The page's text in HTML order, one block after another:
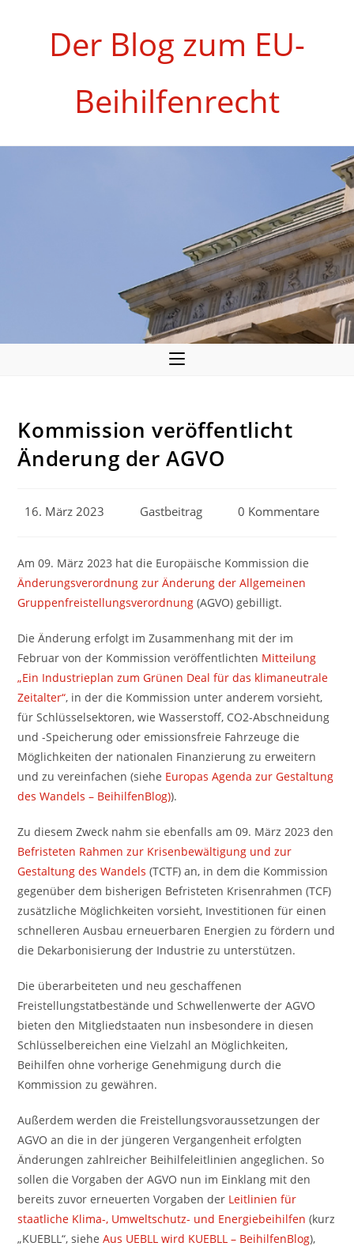
Der Blog zum EU-
Beihilfenrecht
Kommission veröffentlicht
Änderung der AGVO
Beitrag
16. März 2023
Beitrags-
Gastbeitrag
Beitrags-
0 Kommentare
Am 09. März 2023 hat die Europäische Kommission die
Änderungsverordnung zur Änderung der Allgemeinen
Gruppenfreistellungsverordnung (AGVO) gebilligt.
Die Änderung erfolgt im Zusammenhang mit der im
Februar von der Kommission veröffentlichten Mitteilung
„Ein Industrieplan zum Grünen Deal für das klimaneutrale
Zeitalter“, in der die Kommission unter anderem vorsieht,
für Schlüsselsektoren, wie Wasserstoff, CO2-Abschneidung
und -Speicherung oder emissionsfreie Fahrzeuge die
Möglichkeiten der nationalen Finanzierung zu erweitern
und zu vereinfachen (siehe Europas Agenda zur Gestaltung
des Wandels – BeihilfenBlog)).
Zu diesem Zweck nahm sie ebenfalls am 09. März 2023 den
Befristeten Rahmen zur Krisenbewältigung und zur
Gestaltung des Wandels (TCTF) an, in dem die Kommission
gegenüber dem bisherigen Befristeten Krisenrahmen (TCF)
zusätzliche Möglichkeiten vorsieht, Investitionen für einen
schnelleren Ausbau erneuerbaren Energien zu fördern und
die Dekarbonisierung der Industrie zu unterstützen.
Die überarbeiteten und neu geschaffenen
Freistellungstatbestände und Schwellenwerte der AGVO
bieten den Mitgliedstaaten nun insbesondere in diesen
Schlüsselbereichen eine Vielzahl an Möglichkeiten,
Beihilfen ohne vorherige Genehmigung durch die
Kommission zu gewähren.
Außerdem werden die Freistellungsvoraussetzungen der
AGVO an die in der jüngeren Vergangenheit erfolgten
Änderungen zahlreicher Beihilfeleitlinien angeglichen. So
sollen die Vorgaben der AGVO nun im Einklang mit den
bereits zuvor erneuerten Vorgaben der Leitlinien für
staatliche Klima-, Umweltschutz- und Energiebeihilfen (kurz
„KUEBLL“, sieheAus UEBLL wird KUEBLL – BeihilfenBlog),